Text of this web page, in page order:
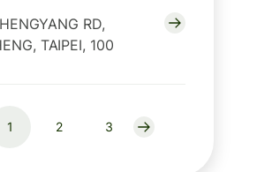
RD,
TAIPEI, 100
1 2 3